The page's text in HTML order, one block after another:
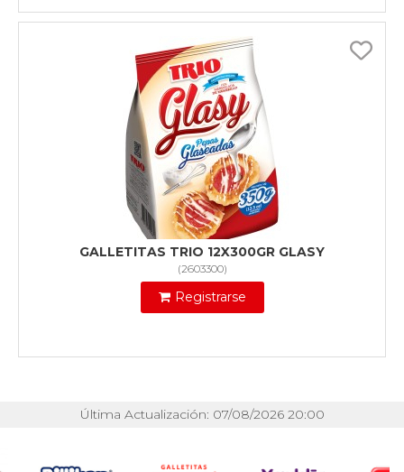
GALLETITAS TRIO 12X300GR GLASY
(2603300)
Registrarse
Última Actualización: 07/08/2026 20:00